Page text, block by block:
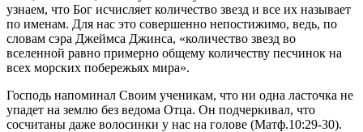
узнаем, что Бог исчисляет количество звезд и все их называет
по именам. Для нас это совершенно непостижимо, ведь, по
словам сэра Джеймса Джинса, «количество звезд во
вселенной равно примерно общему количеству песчинок на
всех морских побережьях мира».
Господь напоминал Своим ученикам, что ни одна ласточка не
упадет на землю без ведома Отца. Он подчеркивал, что
сосчитаны даже волосинки у нас на голове (Матф.10:29-30).